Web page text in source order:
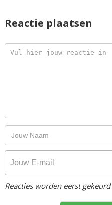
Reactie plaatsen
Reacties worden eerst